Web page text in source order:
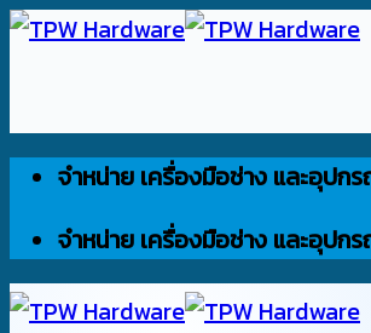
ข้าม
เนื้อหา
จำหน่าย เครื่องมือช่าง และอุปก
จำหน่าย เครื่องมือช่าง และอุปก